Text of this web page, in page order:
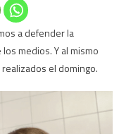
a defender la
medios. Y al mismo
el domingo.